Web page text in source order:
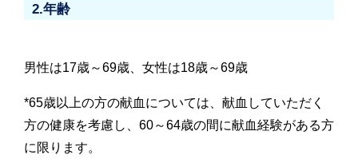
2.年齢
男性は17歳～69歳、女性は18歳～69歳
*65歳以上の方の献血については、献血していただく
方の健康を考慮し、60～64歳の間に献血経験がある方
に限ります。